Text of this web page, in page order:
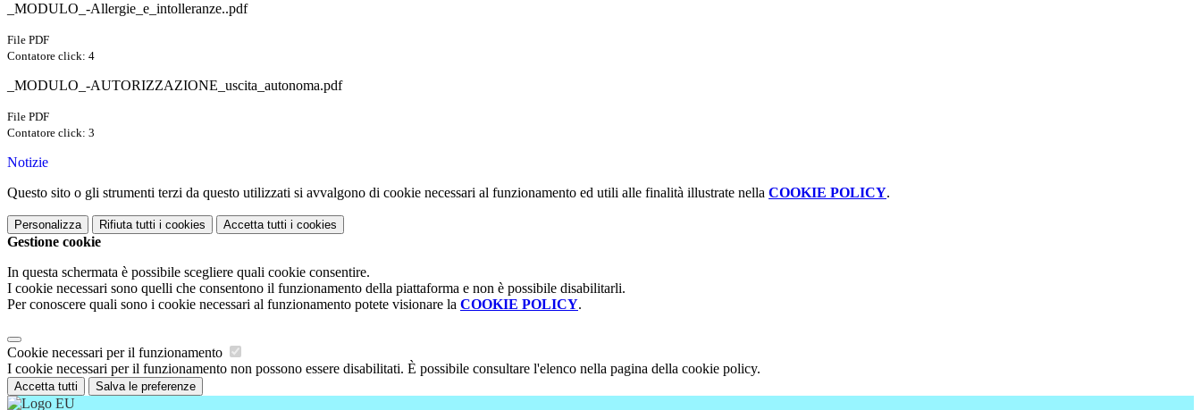
_MODULO_-Allergie_e_intolleranze..pdf
File PDF
Contatore click: 4
_MODULO_-AUTORIZZAZIONE_uscita_autonoma.pdf
File PDF
Contatore click: 3
Notizie
Questo sito o gli strumenti terzi da questo utilizzati si avvalgono di cookie necessari al funzionamento ed utili alle finalità illustrate nella COOKIE POLICY.
Personalizza Rifiuta tutti i cookies Accetta tutti i cookies
Gestione cookie
In questa schermata è possibile scegliere quali cookie consentire.
I cookie necessari sono quelli che consentono il funzionamento della piattaforma e non è possibile disabilitarli.
Per conoscere quali sono i cookie necessari al funzionamento potete visionare la COOKIE POLICY.
Cookie necessari per il funzionamento
I cookie necessari per il funzionamento non possono essere disabilitati. È possibile consultare l'elenco nella pagina della cookie policy.
Accetta tutti Salva le preferenze